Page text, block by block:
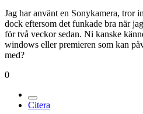
Jag har använt en Sonykamera, tror
dock eftersom det funkade bra när
för två veckor sedan. Ni kanske
windows eller premieren som kan
med?
0
Citera